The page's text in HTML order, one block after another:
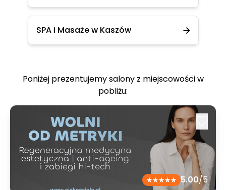
SPA i Masaże w Kaszów
Poniżej prezentujemy salony z miejscowości w
pobliżu:
5.00/5